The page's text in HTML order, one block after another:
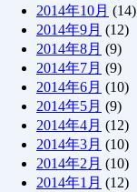
2014年10月 (14)
2014年9月 (12)
2014年8月 (9)
2014年7月 (9)
2014年6月 (10)
2014年5月 (9)
2014年4月 (12)
2014年3月 (10)
2014年2月 (10)
2014年1月 (12)